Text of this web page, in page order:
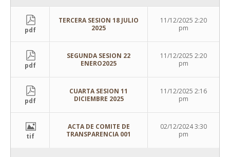
pdf
TERCERA SESION 18 JULIO
2025
11/12/2025 2:20
pm
pdf
SEGUNDA SESION 22
ENERO2025
11/12/2025 2:20
pm
pdf
CUARTA SESION 11
DICIEMBRE 2025
11/12/2025 2:16
pm
tif
ACTA DE COMITE DE
TRANSPARENCIA 001
02/12/2024 3:30
pm